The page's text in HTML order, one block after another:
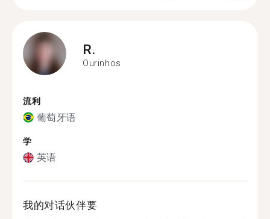
R.
Ourinhos
流利
葡萄牙语
学
英语
我的对话伙伴要